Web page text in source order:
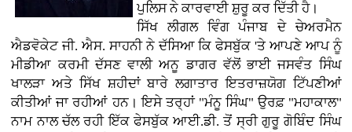
ਪੁਲਿਸ ਨੇ ਕਾਰਵਾਈ ਸ਼ੁਰੂ ਕਰ ਦਿੱਤੀ ਹੈ।
ਸਿੱਖ ਲੀਗਲ ਵਿੰਗ ਪੰਜਾਬ ਦੇ ਚੇਅਰਮੈਨ
ਐਡਵੋਕੇਟ ਜੀ. ਐਸ. ਸਾਹਨੀ ਨੇ ਦੱਸਿਆ ਕਿ ਫੇਸਬੁੱਕ 'ਤੇ ਆਪਣੇ ਆਪ ਨੂੰ
ਮੀਡੀਆ ਕਰਮੀ ਦੱਸਣ ਵਾਲੀ ਅਨੂ ਡਾਗਰ ਵੱਲੋਂ ਭਾਈ ਜਸਵੰਤ ਸਿੰਘ
ਖਾਲੜਾ ਅਤੇ ਸਿੱਖ ਸ਼ਹੀਦਾਂ ਬਾਰੇ ਲਗਾਤਾਰ ਇਤਰਾਜ਼ਯੋਗ ਟਿੱਪਣੀਆਂ
ਕੀਤੀਆਂ ਜਾ ਰਹੀਆਂ ਹਨ। ਇਸੇ ਤਰ੍ਹਾਂ "ਮੰਨੂ ਸਿੰਘ" ਉਰਫ਼ "ਮਹਾਕਾਲ"
ਨਾਮ ਨਾਲ ਚੱਲ ਰਹੀ ਇੱਕ ਫੇਸਬੁੱਕ ਆਈ.ਡੀ. ਤੋਂ ਸ੍ਰੀ ਗੁਰੂ ਗੋਬਿੰਦ ਸਿੰਘ